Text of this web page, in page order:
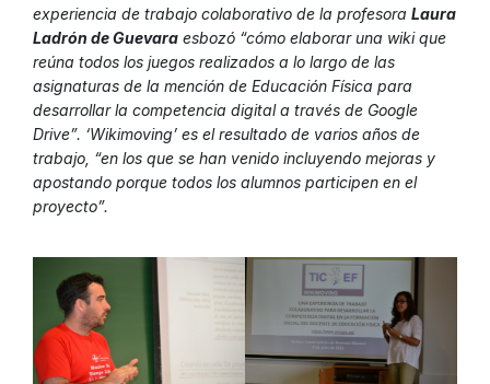
experiencia de trabajo colaborativo de la profesora Laura
Ladrón de Guevara esbozó “cómo elaborar una wiki que
reúna todos los juegos realizados a lo largo de las
asignaturas de la mención de Educación Física para
desarrollar la competencia digital a través de Google
Drive”. ‘Wikimoving’ es el resultado de varios años de
trabajo, “en los que se han venido incluyendo mejoras y
apostando porque todos los alumnos participen en el
proyecto”.